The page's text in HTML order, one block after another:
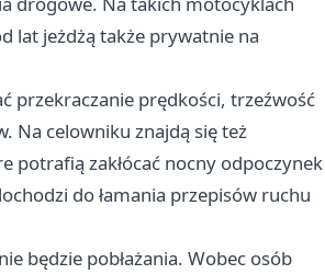
lat jeżdżą także prywatnie na
przekraczanie prędkości, trzeźwość
Na celowniku znajdą się też
potrafią zakłócać nocny odpoczynek
do łamania przepisów ruchu
będzie pobłażania. Wobec osób